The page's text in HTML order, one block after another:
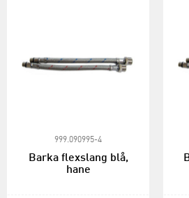
999.090995-4
Barka flexslang blå,
hane